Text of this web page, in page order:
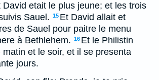
David etait le plus jeune; et les trois
Sauel. 15 Et David allait et
de Sauel pour paitre le menu
à Bethlehem. 16 Et le Philistin
et le soir, et il se presenta
jours.